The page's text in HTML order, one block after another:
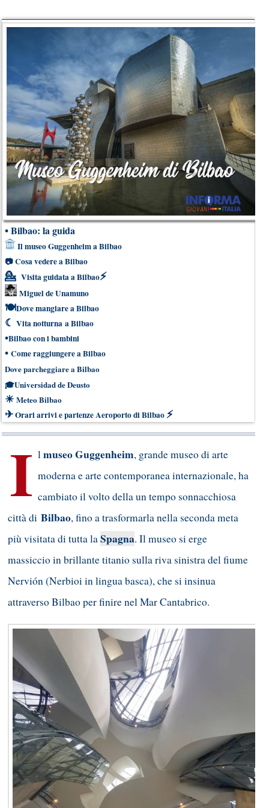
•Bilbao: la guida
Il museo Guggenheim a Bilbao
📷 Cosa vedere a Bilbao
💁 Visita guidata a Bilbao⚡
Miguel de Unamuno
🍽Dove mangiare a Bilbao
☾ Vita notturna a Bilbao
•Bilbao con i bambini
• Come raggiungere a Bilbao
Dove parcheggiare a Bilbao
🎓Universidad de Deusto
☀ Meteo Bilbao
✈Orari arrivi e partenze Aeroporto di Bilbao ⚡
I lmuseo Guggenheim, grande museo di arte
moderna e arte contemporanea internazionale, ha
cambiato il volto della un tempo sonnacchiosa
città di Bilbao, fino a trasformarla nella seconda meta
più visitata di tutta laSpagna. Il museo si erge
massiccio in brillante titanio sulla riva sinistra del fiume
Nervión (Nerbioi in lingua basca), che si insinua
attraverso Bilbao per finire nel Mar Cantabrico.